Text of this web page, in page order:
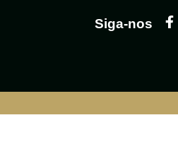
Siga-nos